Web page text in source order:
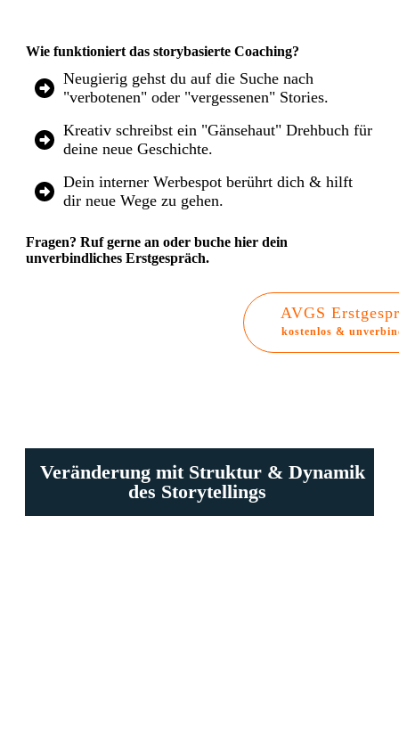
Wie funktioniert das storybasierte Coaching?
Neugierig gehst du auf die Suche nach
"verbotenen" oder "vergessenen" Stories.
Kreativ schreibst ein "Gänsehaut" Drehbuch für
deine neue Geschichte.
Dein interner Werbespot berührt dich & hilft
dir neue Wege zu gehen.
Fragen? Ruf gerne an oder buche hier dein
unverbindliches Erstgespräch.
AVGS
kostenlos &
Veränderung mit Struktur & Dynamik
des Storytellings